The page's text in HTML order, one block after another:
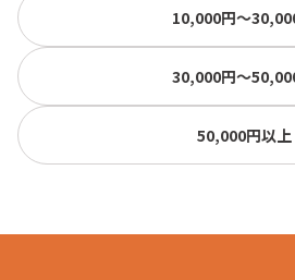
10,000円〜
30,000円〜
50,000円以上